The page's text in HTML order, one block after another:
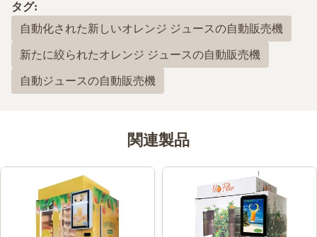
タグ:
自動化された新しいオレンジ ジュースの自動販売機
新たに絞られたオレンジ ジュースの自動販売機
自動ジュースの自動販売機
関連製品